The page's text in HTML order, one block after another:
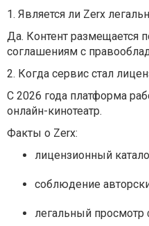
1. Является ли Zerx
Да. Контент размещается
соглашениям с
2. Когда сервис стал
С 2026 года платформа
онлайн-кинотеатр.
Факты о Zerx:
лицензионный
соблюдение
легальный